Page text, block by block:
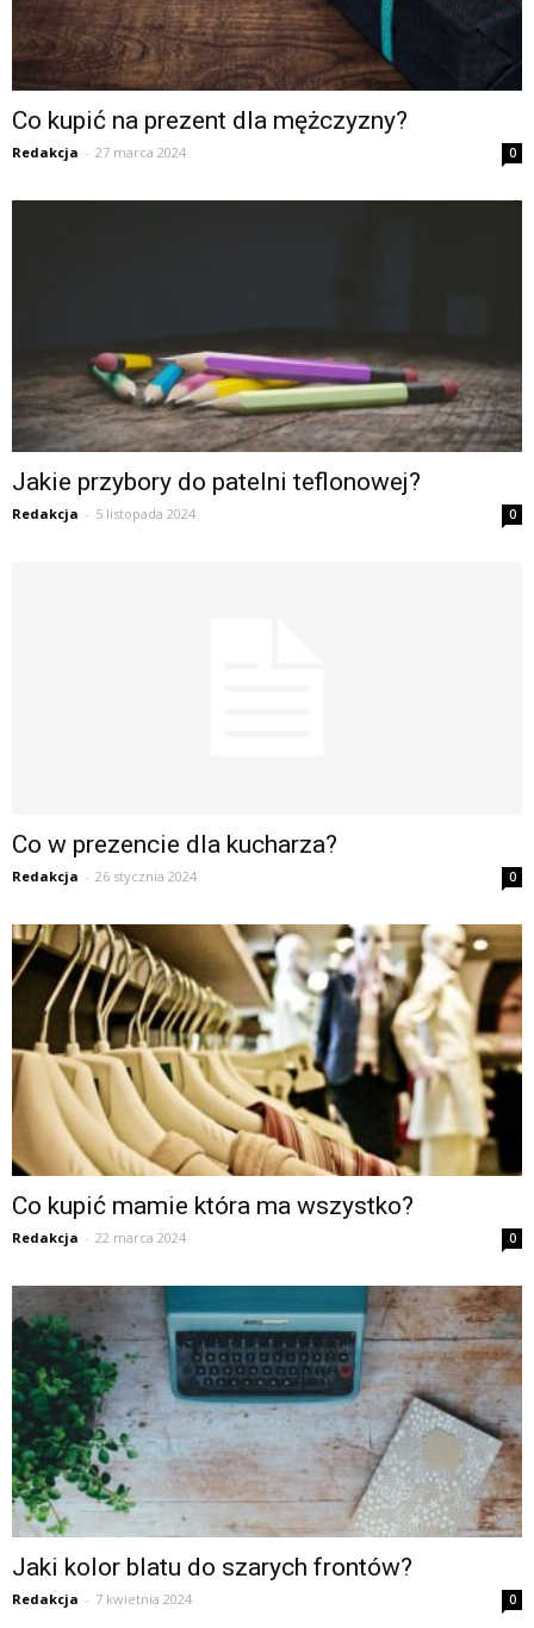
Co kupić na prezent dla mężczyzny?
Redakcja - 27 marca 2024 0
Jakie przybory do patelni teflonowej?
Redakcja - 5 listopada 2024 0
Co w prezencie dla kucharza?
Redakcja - 26 stycznia 2024 0
Co kupić mamie która ma wszystko?
Redakcja - 22 marca 2024 0
Jaki kolor blatu do szarych frontów?
Redakcja - 7 kwietnia 2024 0